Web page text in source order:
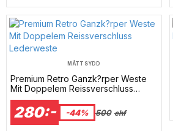
MÅTTSYDD
Premium Retro Ganzk?rper Weste
Mit Doppelem Reissverschluss
Lederweste
280:- -44% 500 chf